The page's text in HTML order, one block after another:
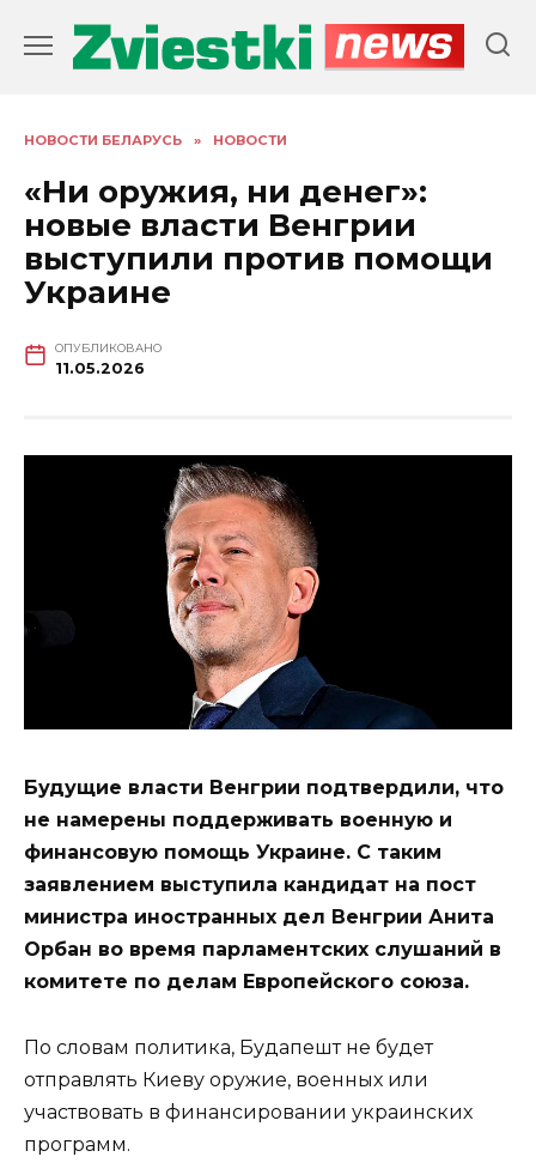
содержанию
НОВОСТИ БЕЛАРУСЬ » НОВОСТИ
«Ни оружия, ни денег»:
новые власти Венгрии
выступили против помощи
Украине
ОПУБЛИКОВАНО
11.05.2026
Будущие власти Венгрии подтвердили, что
не намерены поддерживать военную и
финансовую помощь Украине. С таким
заявлением выступила кандидат на пост
министра иностранных дел Венгрии Анита
Орбан во время парламентских слушаний в
комитете по делам Европейского союза.
По словам политика, Будапешт не будет
отправлять Киеву оружие, военных или
участвовать в финансировании украинских
программ.